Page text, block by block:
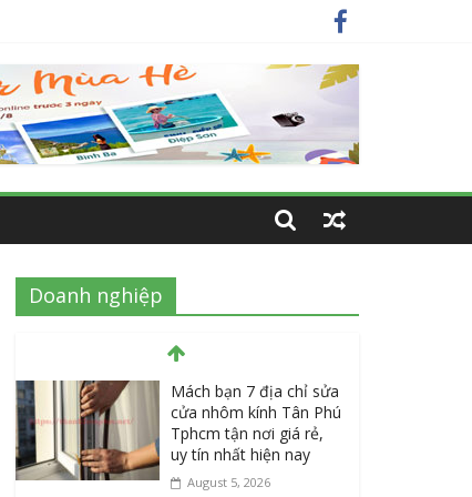
Doanh nghiệp
Mách bạn 7 địa chỉ sửa
cửa nhôm kính Tân Phú
Tphcm tận nơi giá rẻ,
uy tín nhất hiện nay
August 5, 2026